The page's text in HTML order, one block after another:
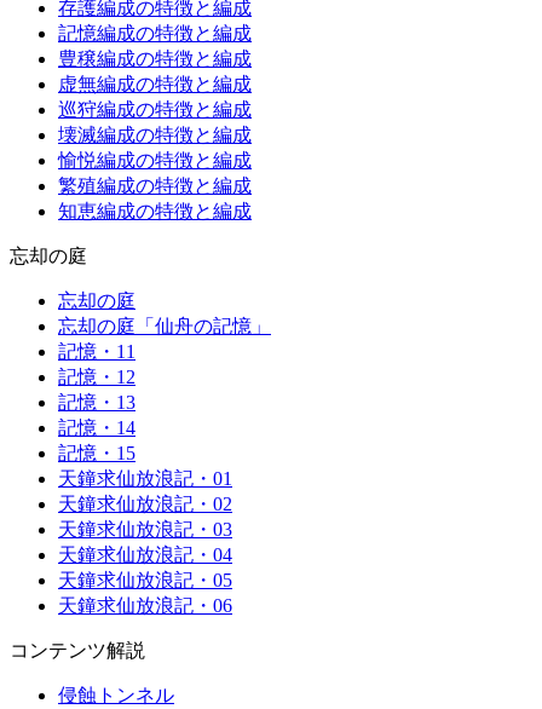
存護編成の特徴と編成
記憶編成の特徴と編成
豊穣編成の特徴と編成
虚無編成の特徴と編成
巡狩編成の特徴と編成
壊滅編成の特徴と編成
愉悦編成の特徴と編成
繁殖編成の特徴と編成
知恵編成の特徴と編成
忘却の庭
忘却の庭
忘却の庭「仙舟の記憶」
記憶・11
記憶・12
記憶・13
記憶・14
記憶・15
天鐘求仙放浪記・01
天鐘求仙放浪記・02
天鐘求仙放浪記・03
天鐘求仙放浪記・04
天鐘求仙放浪記・05
天鐘求仙放浪記・06
コンテンツ解説
侵蝕トンネル